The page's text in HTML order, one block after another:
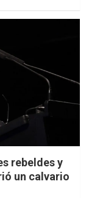
rebeldes y
un calvario